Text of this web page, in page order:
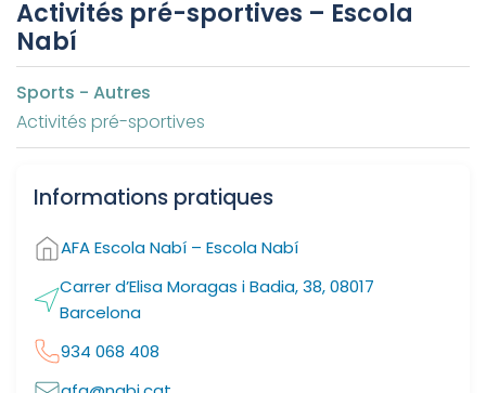
Activités pré-sportives – Escola
Nabí
Sports - Autres
Activités pré-sportives
Informations pratiques
AFA Escola Nabí – Escola Nabí
Carrer d’Elisa Moragas i Badia, 38, 08017
Barcelona
934 068 408